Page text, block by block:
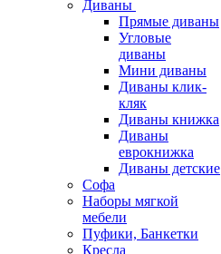
Диваны
Прямые диваны
Угловые
диваны
Мини диваны
Диваны клик-
кляк
Диваны книжка
Диваны
еврокнижка
Диваны детские
Софа
Наборы мягкой
мебели
Пуфики, Банкетки
Кресла